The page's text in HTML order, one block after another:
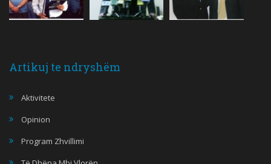
Artikuj te ndryshëm
Aktivitete
Opinion
Program Zhvillimi